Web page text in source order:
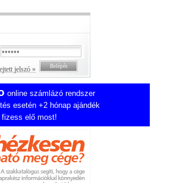
jelszó »
online számlázó rendszer
esetén +2 hónap ajándék
fizess elő most!